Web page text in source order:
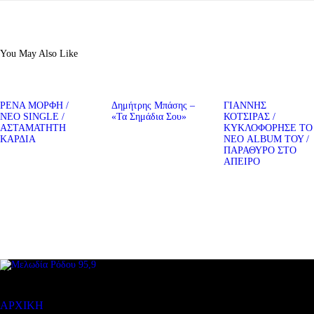
You May Also Like
ΡΕΝΑ ΜΟΡΦΗ /
ΝΕΟ SINGLE /
ΑΣΤΑΜΑΤΗΤΗ
ΚΑΡΔΙΑ
Δημήτρης Μπάσης –
«Τα Σημάδια Σου»
ΓΙΑΝΝΗΣ
ΚΟΤΣΙΡΑΣ /
ΚΥΚΛΟΦΟΡΗΣΕ ΤΟ
ΝΕΟ ALBUM ΤΟΥ /
ΠΑΡΑΘΥΡΟ ΣΤΟ
ΑΠΕΙΡΟ
ΜΕΝΟΥ
ΑΡΧΙΚΗ